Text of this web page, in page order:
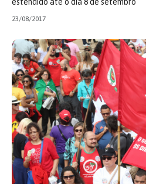
23/08/2017